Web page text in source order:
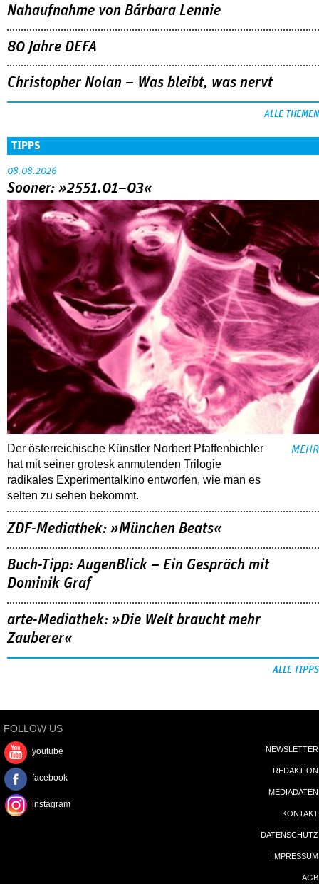
Nahaufnahme von Bárbara Lennie
80 Jahre DEFA
Christopher Nolan – Was bleibt, was nervt
ALLE THEMEN
TIPPS
08.08.2026
Sooner: »2551.01–03«
Der österreichische Künstler Norbert Pfaffenbichler
hat mit seiner grotesk anmutenden Trilogie
radikales Experimentalkino entworfen, wie man es
selten zu sehen bekommt.
MEHR
ZDF-Mediathek: »München Beats«
Buch-Tipp: AugenBlick – Ein Gespräch mit
Dominik Graf
arte-Mediathek: »Die Welt braucht mehr
Zauberer«
ALLE TIPPS
FOLLOW US
youtube
facebook
instagram
NEWSLETTER
REDAKTION
MEDIADATEN
KONTAKT
DATENSCHUTZ
IMPRESSUM
AGB